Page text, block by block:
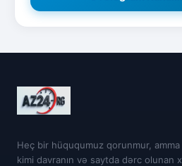
Heç bir hüququmuz qorunmur,
kimi davranın və saytda dərc olunan